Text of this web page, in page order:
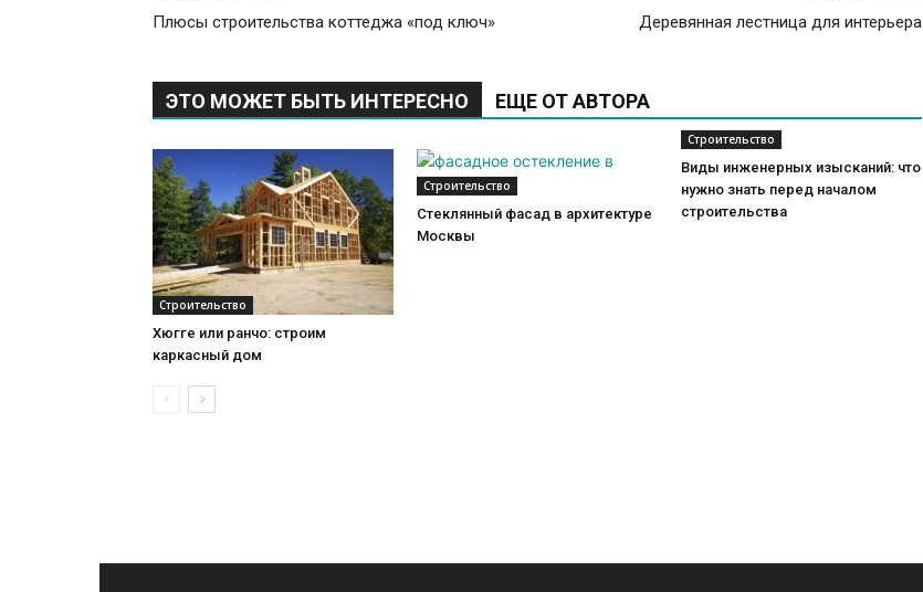
Плюсы строительства коттеджа «под ключ» Деревянная лестница для интерьера
ЭТО МОЖЕТ БЫТЬ ИНТЕРЕСНО ЕЩЕ ОТ АВТОРА
Строительство
Хюгге или ранчо: строим
каркасный дом
Строительство
Стеклянный фасад в архитектуре
Москвы
Строительство
Виды инженерных изысканий: что
нужно знать перед началом
строительства